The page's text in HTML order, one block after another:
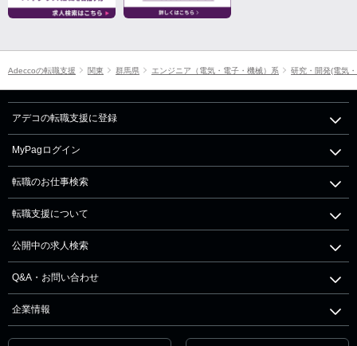
Adeccoの転職支援 関東 群馬県 エンジニア（電気・電子・機械）系 研究・開発(電気
アデコの転職支援に登録
MyPagログイン
転職のお仕事検索
転職支援について
公開中の求人検索
Q&A・お問い合わせ
企業情報